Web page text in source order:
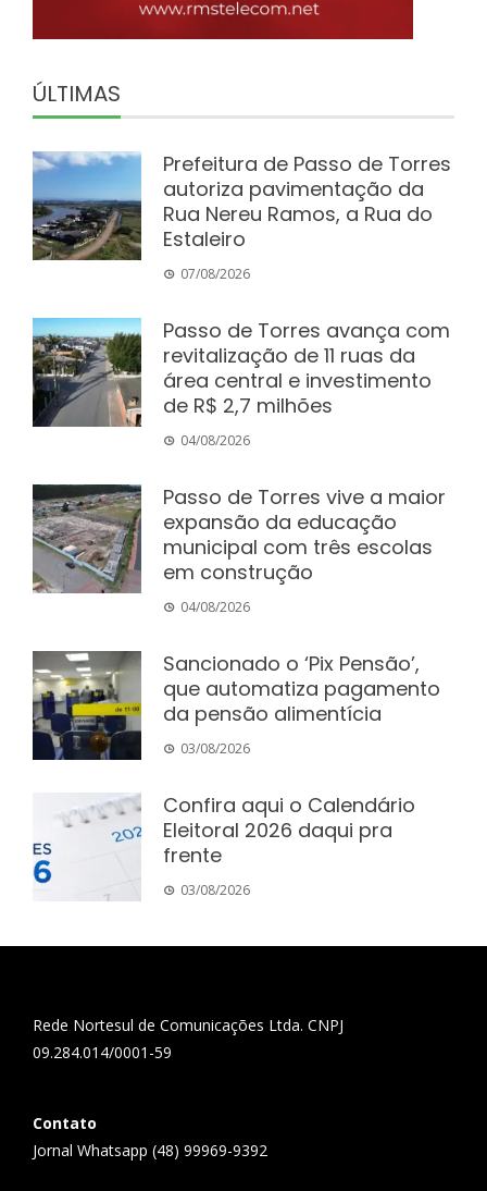
ÚLTIMAS
Prefeitura de Passo de Torres
autoriza pavimentação da
Rua Nereu Ramos, a Rua do
Estaleiro
07/08/2026
Passo de Torres avança com
revitalização de 11 ruas da
área central e investimento
de R$ 2,7 milhões
04/08/2026
Passo de Torres vive a maior
expansão da educação
municipal com três escolas
em construção
04/08/2026
Sancionado o ‘Pix Pensão’,
que automatiza pagamento
da pensão alimentícia
03/08/2026
Confira aqui o Calendário
Eleitoral 2026 daqui pra
frente
03/08/2026
Rede Nortesul de Comunicações Ltda. CNPJ
09.284.014/0001-59
Contato
Jornal Whatsapp (48) 99969-9392